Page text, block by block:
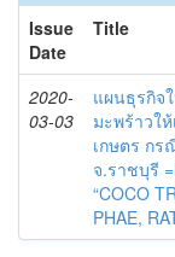
Issue
Date
Title
2020-
03-03
แผนธุรกิจ
มะพร้าวใ
เกษตร ก
จ.ราชบุรี
“COCO
PHAE,